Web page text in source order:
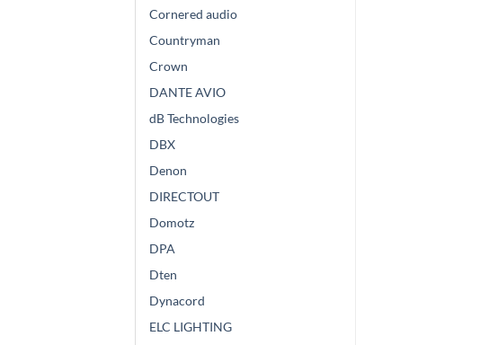
Cornered audio
Countryman
Crown
DANTE AVIO
dB Technologies
DBX
Denon
DIRECTOUT
Domotz
DPA
Dten
Dynacord
ELC LIGHTING